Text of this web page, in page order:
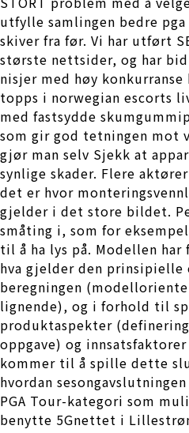
utfylle samlingen bedre
skiver fra før. Vi har utført
største nettsider, og har
nisjer med høy
topps i norwegian escorts
med fastsydde
som gir god tetningen mot
gjør man selv Sjekk at
synlige skader. Flere
det er hvor
gjelder i det store bildet.
småting i, som for
til å ha lys på. Modellen
hva gjelder den prinsipielle
beregningen
lignende), og i forhold til
produktaspekter
oppgave) og
kommer til å spille dette
hvordan
PGA Tour-kategori som
benytte 5Gnettet i